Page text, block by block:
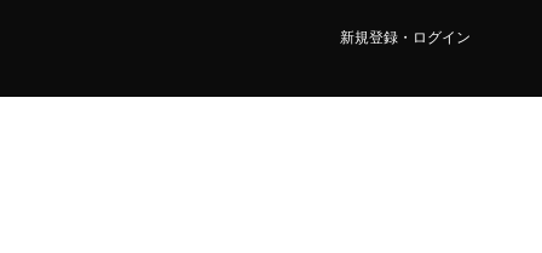
新規登録・ログイン